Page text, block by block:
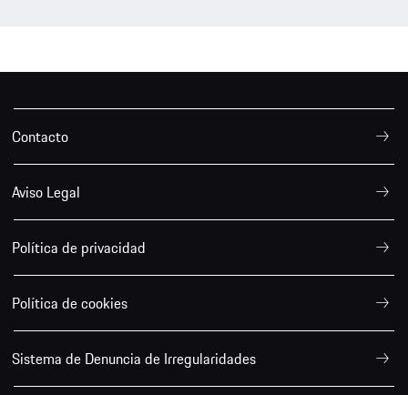
Contacto
Aviso Legal
Política de privacidad
Política de cookies
Sistema de Denuncia de Irregularidades